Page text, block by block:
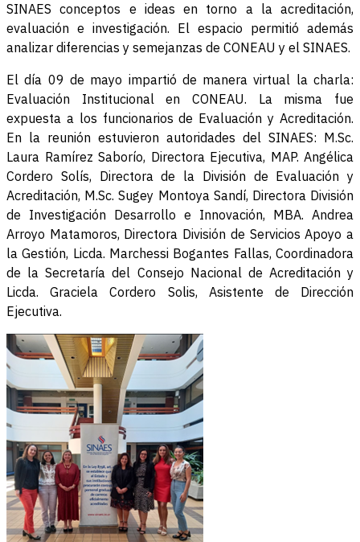
SINAES conceptos e ideas en torno a la acreditación,
evaluación e investigación. El espacio permitió además
analizar diferencias y semejanzas de CONEAU y el SINAES.
El día 09 de mayo impartió de manera virtual la charla:
Evaluación Institucional en CONEAU. La misma fue
expuesta a los funcionarios de Evaluación y Acreditación.
En la reunión estuvieron autoridades del SINAES: M.Sc.
Laura Ramírez Saborío, Directora Ejecutiva, MAP. Angélica
Cordero Solís, Directora de la División de Evaluación y
Acreditación, M.Sc. Sugey Montoya Sandí, Directora División
de Investigación Desarrollo e Innovación, MBA. Andrea
Arroyo Matamoros, Directora División de Servicios Apoyo a
la Gestión, Licda. Marchessi Bogantes Fallas, Coordinadora
de la Secretaría del Consejo Nacional de Acreditación y
Licda. Graciela Cordero Solis, Asistente de Dirección
Ejecutiva.